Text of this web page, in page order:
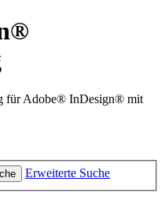
für Adobe® InDesign® mit
Erweiterte Suche